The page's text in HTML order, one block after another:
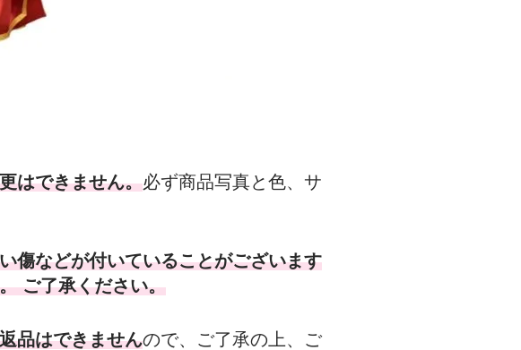
はできません。必ず商品写真と色、サ
傷などが付いていることがございます
ご了承ください。
返品はできませんので、ご了承の上、ご